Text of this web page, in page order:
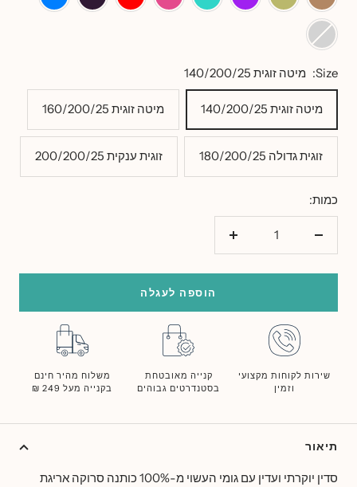
זית
טבעי
בזוקה
חציל
אפור
בהיר
Size:
מיטה זוגית 140/200/25
מיטה זוגית 140/200/25 מיטה זוגית 160/200/25
זוגית גדולה 180/200/25 זוגית ענקית 200/200/25
כמות:
הוסף
הוספה לעגלה
שירות לקוחות מקצועי
וזמין
קנייה מאובטחת
בסטנדרטים גבוהים
משלוח מהיר חינם
בקנייה מעל 249 ₪
תיאור
סדין יוקרתי ועדין עם גומי העשוי מ-100% כותנה סרוקה אריגת